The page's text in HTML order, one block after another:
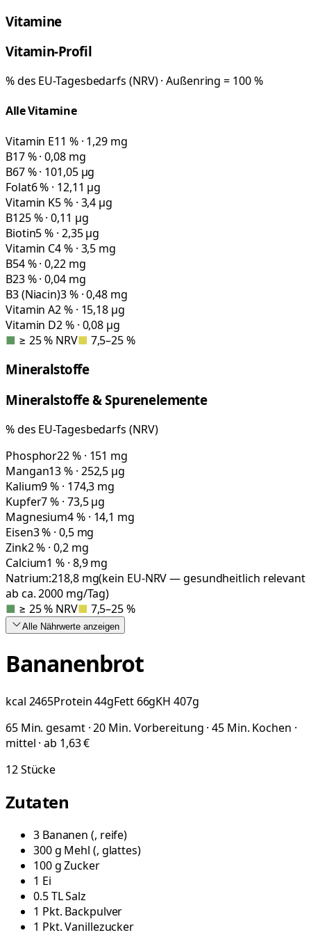
Vitamine
Vitamin-Profil
% des EU-Tagesbedarfs (NRV) · Außenring = 100 %
Alle Vitamine
Vitamin E11 % · 1,29 mg
B17 % · 0,08 mg
B67 % · 101,05 µg
Folat6 % · 12,11 µg
Vitamin K5 % · 3,4 µg
B125 % · 0,11 µg
Biotin5 % · 2,35 µg
Vitamin C4 % · 3,5 mg
B54 % · 0,22 mg
B23 % · 0,04 mg
B3 (Niacin)3 % · 0,48 mg
Vitamin A2 % · 15,18 µg
Vitamin D2 % · 0,08 µg
■ ≥ 25 % NRV■ 7,5–25 %
Mineralstoffe
Mineralstoffe & Spurenelemente
% des EU-Tagesbedarfs (NRV)
Phosphor22 % · 151 mg
Mangan13 % · 252,5 µg
Kalium9 % · 174,3 mg
Kupfer7 % · 73,5 µg
Magnesium4 % · 14,1 mg
Eisen3 % · 0,5 mg
Zink2 % · 0,2 mg
Calcium1 % · 8,9 mg
Natrium:218,8mg(kein EU-NRV — gesundheitlich relevant
ab ca. 2000 mg/Tag)
■ ≥ 25 % NRV■ 7,5–25 %
Alle Nährwerte anzeigen
Bananenbrot
kcal 2465Protein44gFett 66gKH 407g
65 Min. gesamt · 20 Min. Vorbereitung · 45 Min. Kochen ·
mittel · ab 1,63 €
12Stücke
Zutaten
3 Bananen (, reife)
300g Mehl (, glattes)
100gZucker
1 Ei
0.5TLSalz
1 Pkt. Backpulver
1 Pkt.Vanillezucker